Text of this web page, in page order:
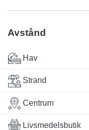
Avstånd
Hav
Strand
Centrum
Livsmedelsbutik